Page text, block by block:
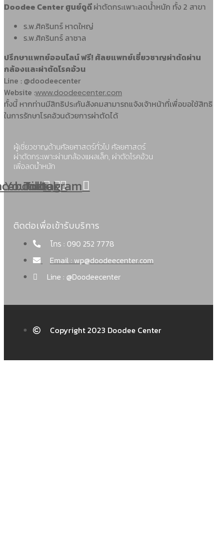
Doodee Center ศูนย์ดูดีผ่าตัดกระเพาะลดน้ำหนัก ทั้ง 2 สาขา
ร.พ.ศิครินทร์ หาดใหญ่
ร.พ.ศิครินทร์ ลาซาล
ปรึกษาแพทย์ออนไลน์ ฟรี! ศัลยแพทย์เชี่ยวชาญผ่าตัดผ่าน
กล้องและผ่าตัดโรคอ้วน
Line : @doodeecenter
Website :www.doodeecenter.com
ทั้งนี้ หากท่านมีสิทธิประกันสังคมสามารถแจ้งเจ้าหน้าที่เพื่อขอใช้สิทธิ
ในการรักษาโรคอ้วนด้วยการผ่าตัดได้
ผู้เชี่ยวชาญด้านศัลยศาสตร์ทั่วไป ศัลยศาสตร์
ผ่าตัดกระเพาะผ่านกล้องแผลเล็ก, ผ่าตัดโรคอ้วน
เพื่อลดน้ำหนัก
Youtube
Tiktok
Instagram
ติดต่อเพื่อเข้ารับบริการ
โทร : 090 252 7778
Email : wp@doodeecenter.com
Line : @Doodeecenter
Copyright 2023 Doodee Center